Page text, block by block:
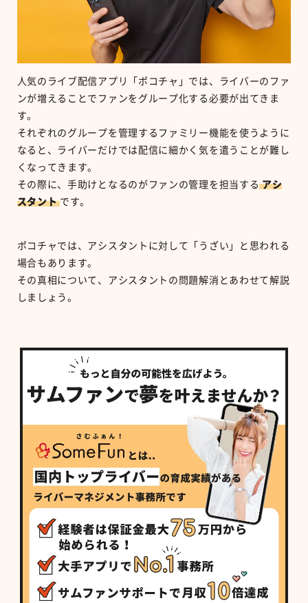
人気のライブ配信アプリ「ポコチャ」では、ライバーのファ
ンが増えることでファンをグループ化する必要が出てきま
す。
それぞれのグループを管理するファミリー機能を使うように
なると、ライバーだけでは配信に細かく気を遣うことが難し
くなってきます。
その際に、手助けとなるのがファンの管理を担当する アシ
スタント です。
ポコチャでは、アシスタントに対して「うざい」と思われる
場合もあります。
その真相について、アシスタントの問題解消とあわせて解説
しましょう。